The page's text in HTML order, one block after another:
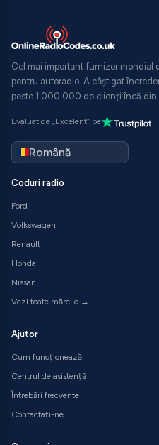
Cel mai important furnizor mondial
pentru autoradio. A câștigat
peste 1.000.000 de clienți încă din
Evaluat de „Excelent” pe
Coduri radio
Ford
Volkswagen
Renault
Honda
Nissan
Vezi toate mărcile →
Ajutor
Cum funcționează
Centrul de asistență
Întrebări frecvente
Contactați-ne